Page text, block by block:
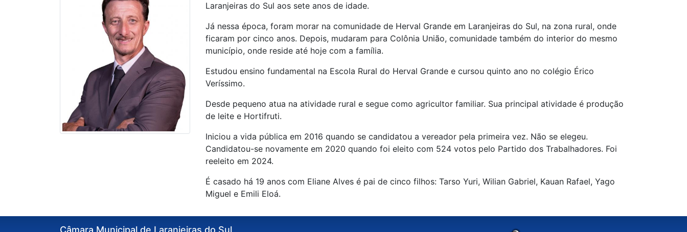
Laranjeiras do Sul aos sete anos de idade.
Já nessa época, foram morar na comunidade de Herval Grande em Laranjeiras do Sul, na zona rural, onde
ficaram por cinco anos. Depois, mudaram para Colônia União, comunidade também do interior do mesmo
município, onde reside até hoje com a família.
Estudou ensino fundamental na Escola Rural do Herval Grande e cursou quinto ano no colégio Érico
Veríssimo.
Desde pequeno atua na atividade rural e segue como agricultor familiar. Sua principal atividade é produção
de leite e Hortifruti.
Iniciou a vida pública em 2016 quando se candidatou a vereador pela primeira vez. Não se elegeu.
Candidatou-se novamente em 2020 quando foi eleito com 524 votos pelo Partido dos Trabalhadores. Foi
reeleito em 2024.
É casado há 19 anos com Eliane Alves é pai de cinco filhos: Tarso Yuri, Wilian Gabriel, Kauan Rafael, Yago
Miguel e Emili Eloá.
Câmara Municipal de Laranjeiras do Sul